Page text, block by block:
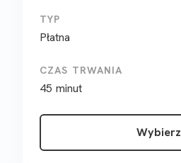
TYP
Płatna
CZAS TRWANIA
45 minut
Wybierz